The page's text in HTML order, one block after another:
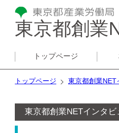
東京都創業
トップページ
トップページ 東京都創業NET
東京都創業NETインタビ